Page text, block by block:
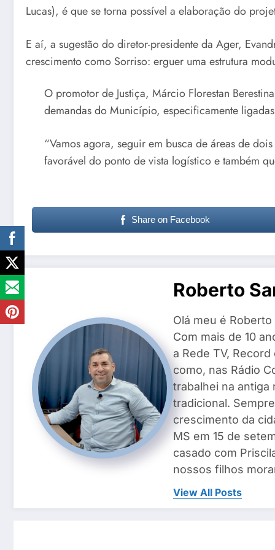
Lucas), é que se torna possível a elaboração do
E aí, a sugestão do diretor-presidente da Ager,
crescimento como Sorriso: erguer uma estrutura
O promotor de Justiça, Márcio Florestan
demandas do Município, especificamente
“Vamos agora, seguir em busca de áreas de
favorável do ponto de vista logístico e também
Share on Facebook
Roberto
Olá meu é
Com mais de 10
a Rede TV,
como, nas Rádio
trabalhei na antiga
tradicional.
crescimento da
MS em 15 de
casado com
nossos filhos
View All Posts